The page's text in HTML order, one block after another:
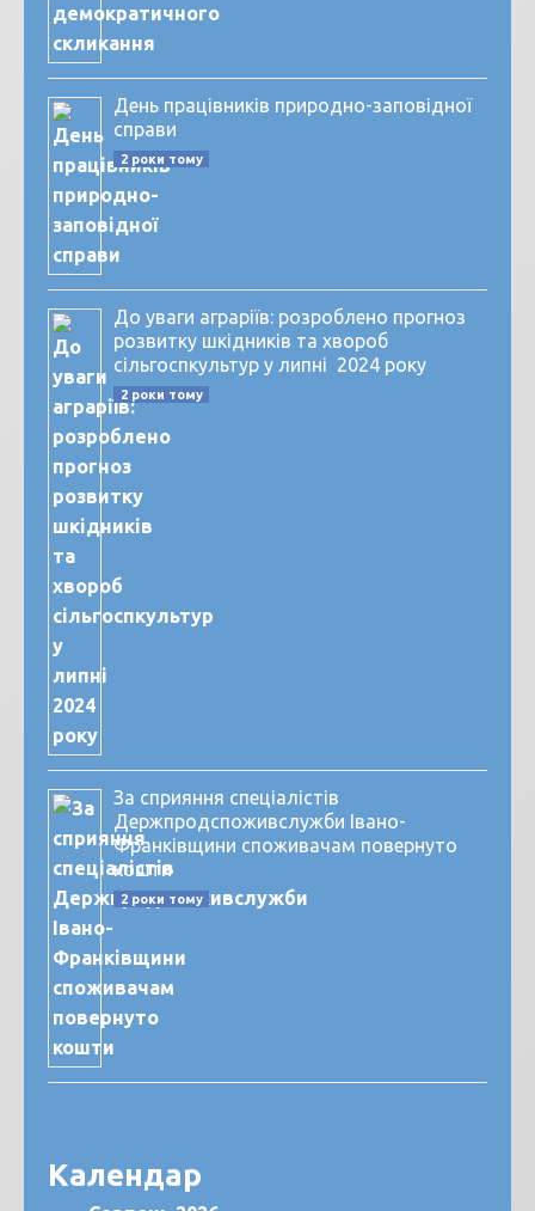
День працівників природно-заповідної
справи
2 роки тому
До уваги аграріїв: розроблено прогноз
розвитку шкідників та хвороб
сільгоспкультур у липні 2024 року
2 роки тому
За сприяння спеціалістів
Держпродспоживслужби Івано-
Франківщини споживачам повернуто
кошти
2 роки тому
Календар